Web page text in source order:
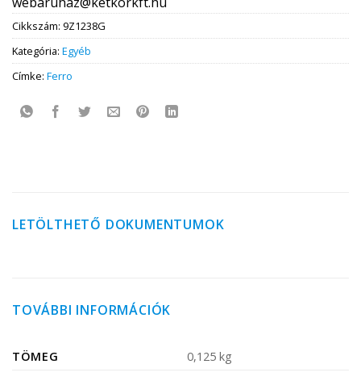
Cikkszám: 9Z1238G
Kategória: Egyéb
Címke: Ferro
LETÖLTHETŐ DOKUMENTUMOK
TOVÁBBI INFORMÁCIÓK
TÖMEG 0,125 kg